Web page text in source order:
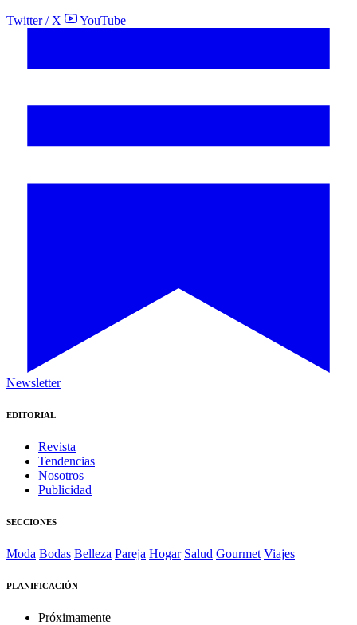
Twitter / X YouTube
Newsletter
EDITORIAL
Revista
Tendencias
Nosotros
Publicidad
SECCIONES
Moda Bodas Belleza Pareja Hogar Salud Gourmet Viajes
PLANIFICACIÓN
Próximamente